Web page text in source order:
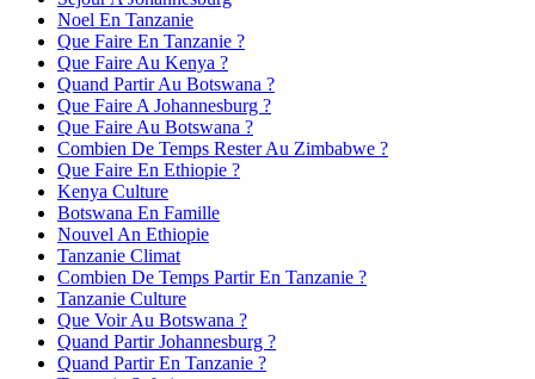
Noel En Tanzanie
Que Faire En Tanzanie ?
Que Faire Au Kenya ?
Quand Partir Au Botswana ?
Que Faire A Johannesburg ?
Que Faire Au Botswana ?
Combien De Temps Rester Au Zimbabwe ?
Que Faire En Ethiopie ?
Kenya Culture
Botswana En Famille
Nouvel An Ethiopie
Tanzanie Climat
Combien De Temps Partir En Tanzanie ?
Tanzanie Culture
Que Voir Au Botswana ?
Quand Partir Johannesburg ?
Quand Partir En Tanzanie ?